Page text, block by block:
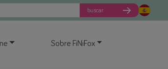
buscar
Sobre FiNiFox